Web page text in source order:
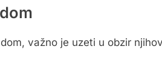
važno je uzeti u obzir